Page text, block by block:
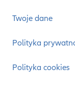
Twoje dane
Polityka
Polityka cookies